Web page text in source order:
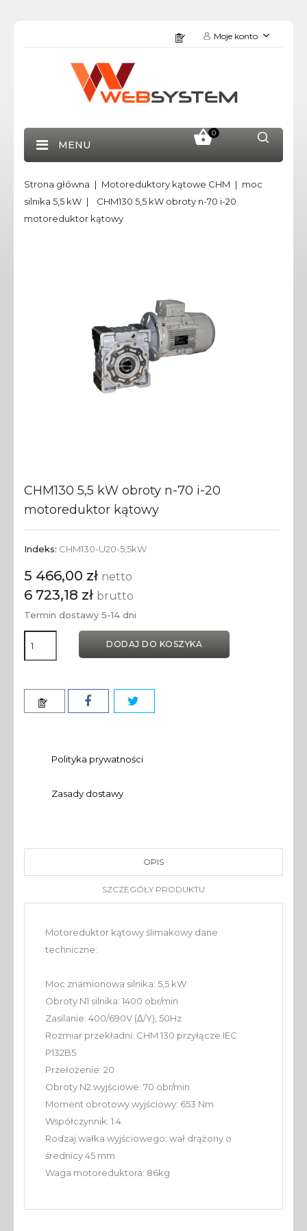
Moje konto
0
MENU
Strona główna Motoreduktory kątowe CHM
moc
silnika 5,5 kW
CHM130 5,5 kW obroty n-70 i-20
motoreduktor kątowy
CHM130 5,5 kW obroty n-70 i-20
motoreduktor kątowy
Indeks: CHM130-U20-5,5kW
5 466,00 zł netto
6 723,18 zł brutto
Termin dostawy 5-14 dni
DODAJ DO KOSZYKA
Polityka prywatności
Zasady dostawy
OPIS
SZCZEGÓŁY PRODUKTU
Motoreduktor kątowy ślimakowy dane
techniczne:
Moc znamionowa silnika: 5,5 kW
Obroty N1 silnika: 1400 obr/min
Zasilanie: 400/690V (Δ/Y), 50Hz
Rozmiar przekładni: CHM 130 przyłącze IEC
P132B5
Przełożenie: 20
Obroty N2 wyjściowe: 70 obr/min
Moment obrotowy wyjściowy: 653 Nm
Współczynnik: 1.4
Rodzaj wałka wyjściowego: wał drążony o
średnicy 45 mm
Waga motoreduktora: 86kg